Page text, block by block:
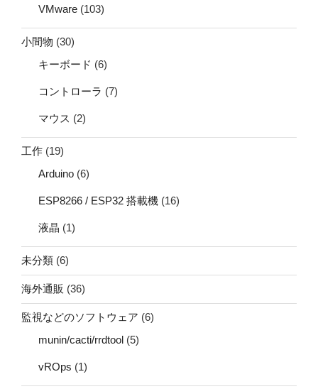
VMware (103)
小間物 (30)
キーボード (6)
コントローラ (7)
マウス (2)
工作 (19)
Arduino (6)
ESP8266 / ESP32 搭載機 (16)
液晶 (1)
未分類 (6)
海外通販 (36)
監視などのソフトウェア (6)
munin/cacti/rrdtool (5)
vROps (1)